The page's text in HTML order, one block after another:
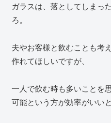
ガラスは、落としてしまっ
ろ。
夫やお客様と飲むことも考
作れてほしいですが、
一人で飲む時も多いことを
可能という方が効率がいい